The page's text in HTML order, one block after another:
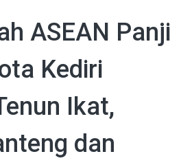
ASEAN Panji
Kediri
Ikat,
dan